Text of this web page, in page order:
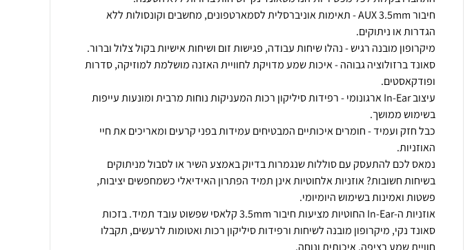
חיבור AUX 3.5mm - תאימות אוניברסלית לסמארטפונים, מחשבים וקונסולות ללא
סאונד ברזולוציה גבוהה - איכות שמע מדויקת לחוויית האזנה מושלמת למוזיקה, סדרות
עיצוב In-Ear ארגונומי - רפידות סיליקון רכות המעניקות נוחות מרבית ומונעות עייפות
כבל חזק ועמיד - חומרים איכותיים המבטיחים עמידות בפני קרעים ומאריכים את חיי
נמאס לכם להתעסק עם סוללות שנגמרות בדיוק באמצע השיר או לסבול מניתוקים
בשיחות חשובות? אוזניות אלחוטיות אינן תמיד הפתרון האידיאלי כשמחפשים יציבות,
אוזניות ה-In-Ear החוטיות מציעות חיבור 3.5mm קלאסי שפשוט עובד תמיד. בזכות
סאונד נקי, מיקרופון מובנה לשיחות ורפידות סיליקון רכות ואטומות לרעשים, תקבלו